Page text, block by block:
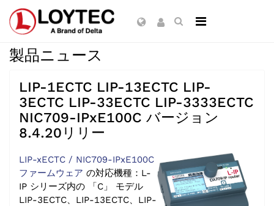
製品ニュース
LIP-1ECTC LIP-13ECTC LIP-
3ECTC LIP-33ECTC LIP-3333ECTC
NIC709-IPxE100C バージョン
8.4.20リリー
LIP-xECTC / NIC709-IPxE100C
ファームウェア の対応機種：L-
IP シリーズ内の 「C」 モデル
LIP-3ECTC、LIP-13ECTC、LIP-